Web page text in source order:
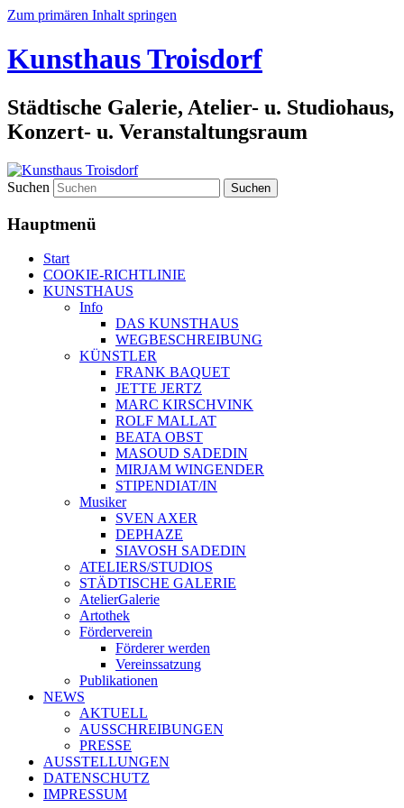
Zum primären Inhalt springen
Kunsthaus Troisdorf
Städtische Galerie, Atelier- u. Studiohaus,
Konzert- u. Veranstaltungsraum
Suchen
Hauptmenü
Start
COOKIE-RICHTLINIE
KUNSTHAUS
Info
DAS KUNSTHAUS
WEGBESCHREIBUNG
KÜNSTLER
FRANK BAQUET
JETTE JERTZ
MARC KIRSCHVINK
ROLF MALLAT
BEATA OBST
MASOUD SADEDIN
MIRJAM WINGENDER
STIPENDIAT/IN
Musiker
SVEN AXER
DEPHAZE
SIAVOSH SADEDIN
ATELIERS/STUDIOS
STÄDTISCHE GALERIE
AtelierGalerie
Artothek
Förderverein
Förderer werden
Vereinssatzung
Publikationen
NEWS
AKTUELL
AUSSCHREIBUNGEN
PRESSE
AUSSTELLUNGEN
DATENSCHUTZ
IMPRESSUM